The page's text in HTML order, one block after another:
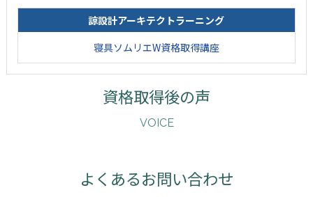
諒設計アーキテクトラーニング
寝具ソムリエW資格取得講座
資格取得後の声
VOICE
よくあるお問い合わせ